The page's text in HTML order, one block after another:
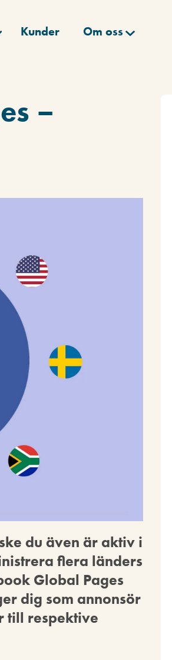
Kunder
Om oss
–
du även är aktiv i
flera länders
Global Pages
dig som annonsör
till respektive